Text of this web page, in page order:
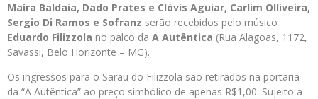
Maíra Baldaia, Dado Prates e Clóvis Aguiar, Carlim Olliveira,
Sergio Di Ramos e Sofranz serão recebidos pelo músico
Eduardo Filizzola no palco da A Autêntica (Rua Alagoas, 1172,
Savassi, Belo Horizonte – MG).
Os ingressos para o Sarau do Filizzola são retirados na portaria
da “A Autêntica” ao preço simbólico de apenas R$1,00. Sujeito a